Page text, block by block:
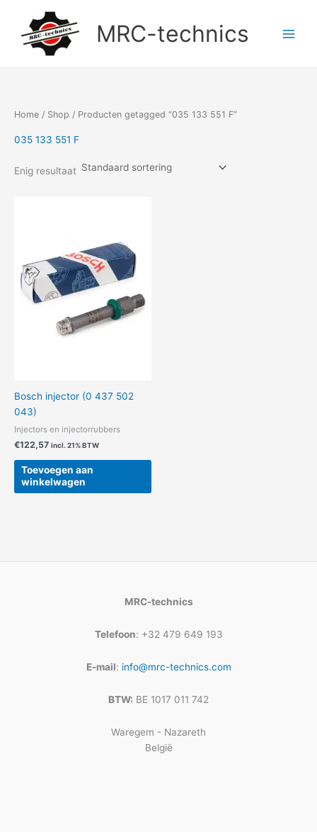
inhoud
MRC-technics
Home / Shop / Producten getagged “035 133 551 F”
035 133 551 F
Enig resultaat
Bosch injector (0 437 502
043)
Injectors en injectorrubbers
€122,57 incl. 21% BTW
Toevoegen aan
winkelwagen
MRC-technics
Telefoon: +32 479 649 193
E-mail: info@mrc-technics.com
BTW: BE 1017 011 742
Waregem - Nazareth
België